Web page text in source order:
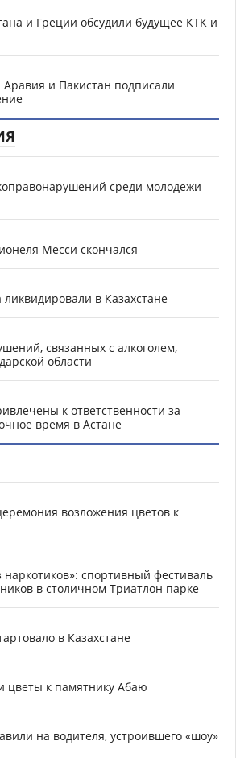
и Греции обсудили будущее КТК и
Аравия и Пакистан подписали
среди молодежи
Месси скончался
в Казахстане
связанных с алкоголем,
области
к ответственности за
время в Астане
возложения цветов к
наркотиков»: спортивный фестиваль
в столичном Триатлон парке
в Казахстане
цветы к памятнику Абаю
на водителя, устроившего «шоу»